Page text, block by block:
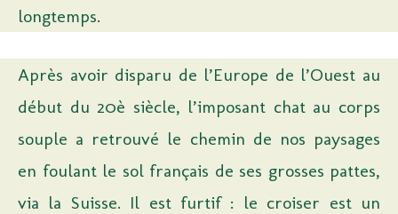
longtemps.
Après avoir disparu de l’Europe de l’Ouest au
début du 20è siècle, l’imposant chat au corps
souple a retrouvé le chemin de nos paysages
en foulant le sol français de ses grosses pattes,
via la Suisse. Il est furtif : le croiser est un